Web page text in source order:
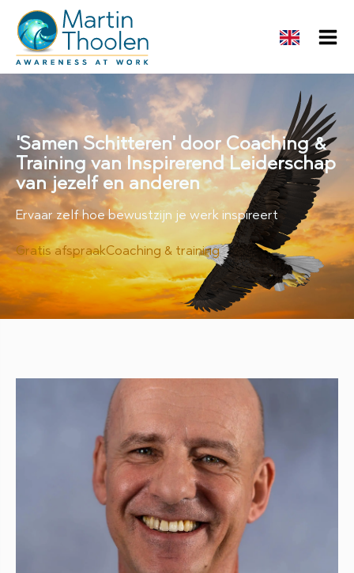
'Samen Schitteren' door Coaching &
Training van Inspirerend Leiderschap
van jezelf en anderen
Ervaar zelf hoe bewustzijn je werk inspireert
Gratis afspraakCoaching & training